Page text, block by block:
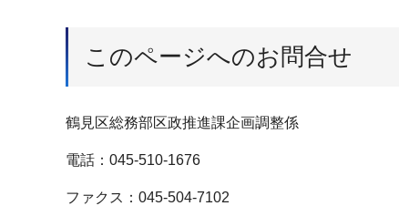
このページへのお問合せ
鶴見区総務部区政推進課企画調整係
電話：045-510-1676
ファクス：045-504-7102